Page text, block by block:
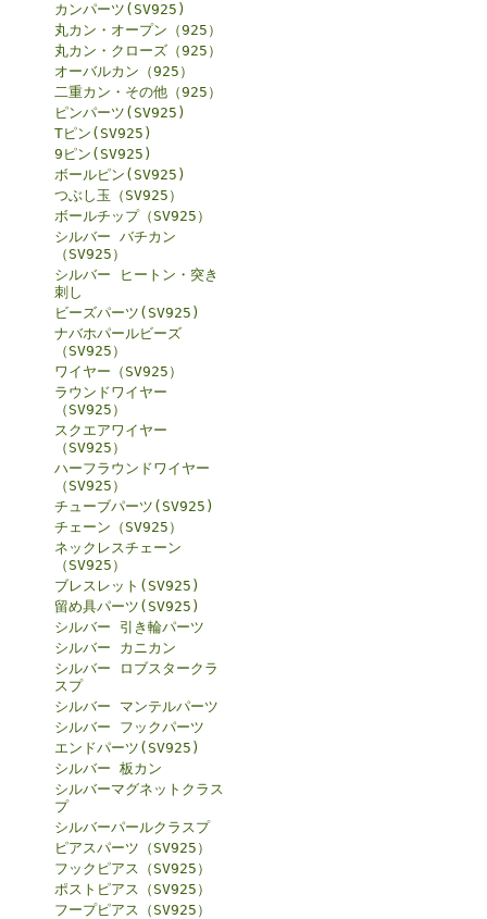
カンパーツ(SV925)
丸カン・オープン（925）
丸カン・クローズ（925）
オーバルカン（925）
二重カン・その他（925）
ピンパーツ(SV925)
Tピン(SV925)
9ピン(SV925)
ボールピン(SV925)
つぶし玉（SV925）
ボールチップ（SV925）
シルバー バチカン
（SV925）
シルバー ヒートン・突き
刺し
ビーズパーツ(SV925)
ナバホパールビーズ
（SV925）
ワイヤー（SV925）
ラウンドワイヤー
（SV925）
スクエアワイヤー
（SV925）
ハーフラウンドワイヤー
（SV925）
チューブパーツ(SV925)
チェーン（SV925）
ネックレスチェーン
（SV925）
ブレスレット(SV925)
留め具パーツ(SV925)
シルバー 引き輪パーツ
シルバー カニカン
シルバー ロブスタークラ
スプ
シルバー マンテルパーツ
シルバー フックパーツ
エンドパーツ(SV925)
シルバー 板カン
シルバーマグネットクラス
プ
シルバーパールクラスプ
ピアスパーツ（SV925）
フックピアス（SV925）
ポストピアス（SV925）
フープピアス（SV925）